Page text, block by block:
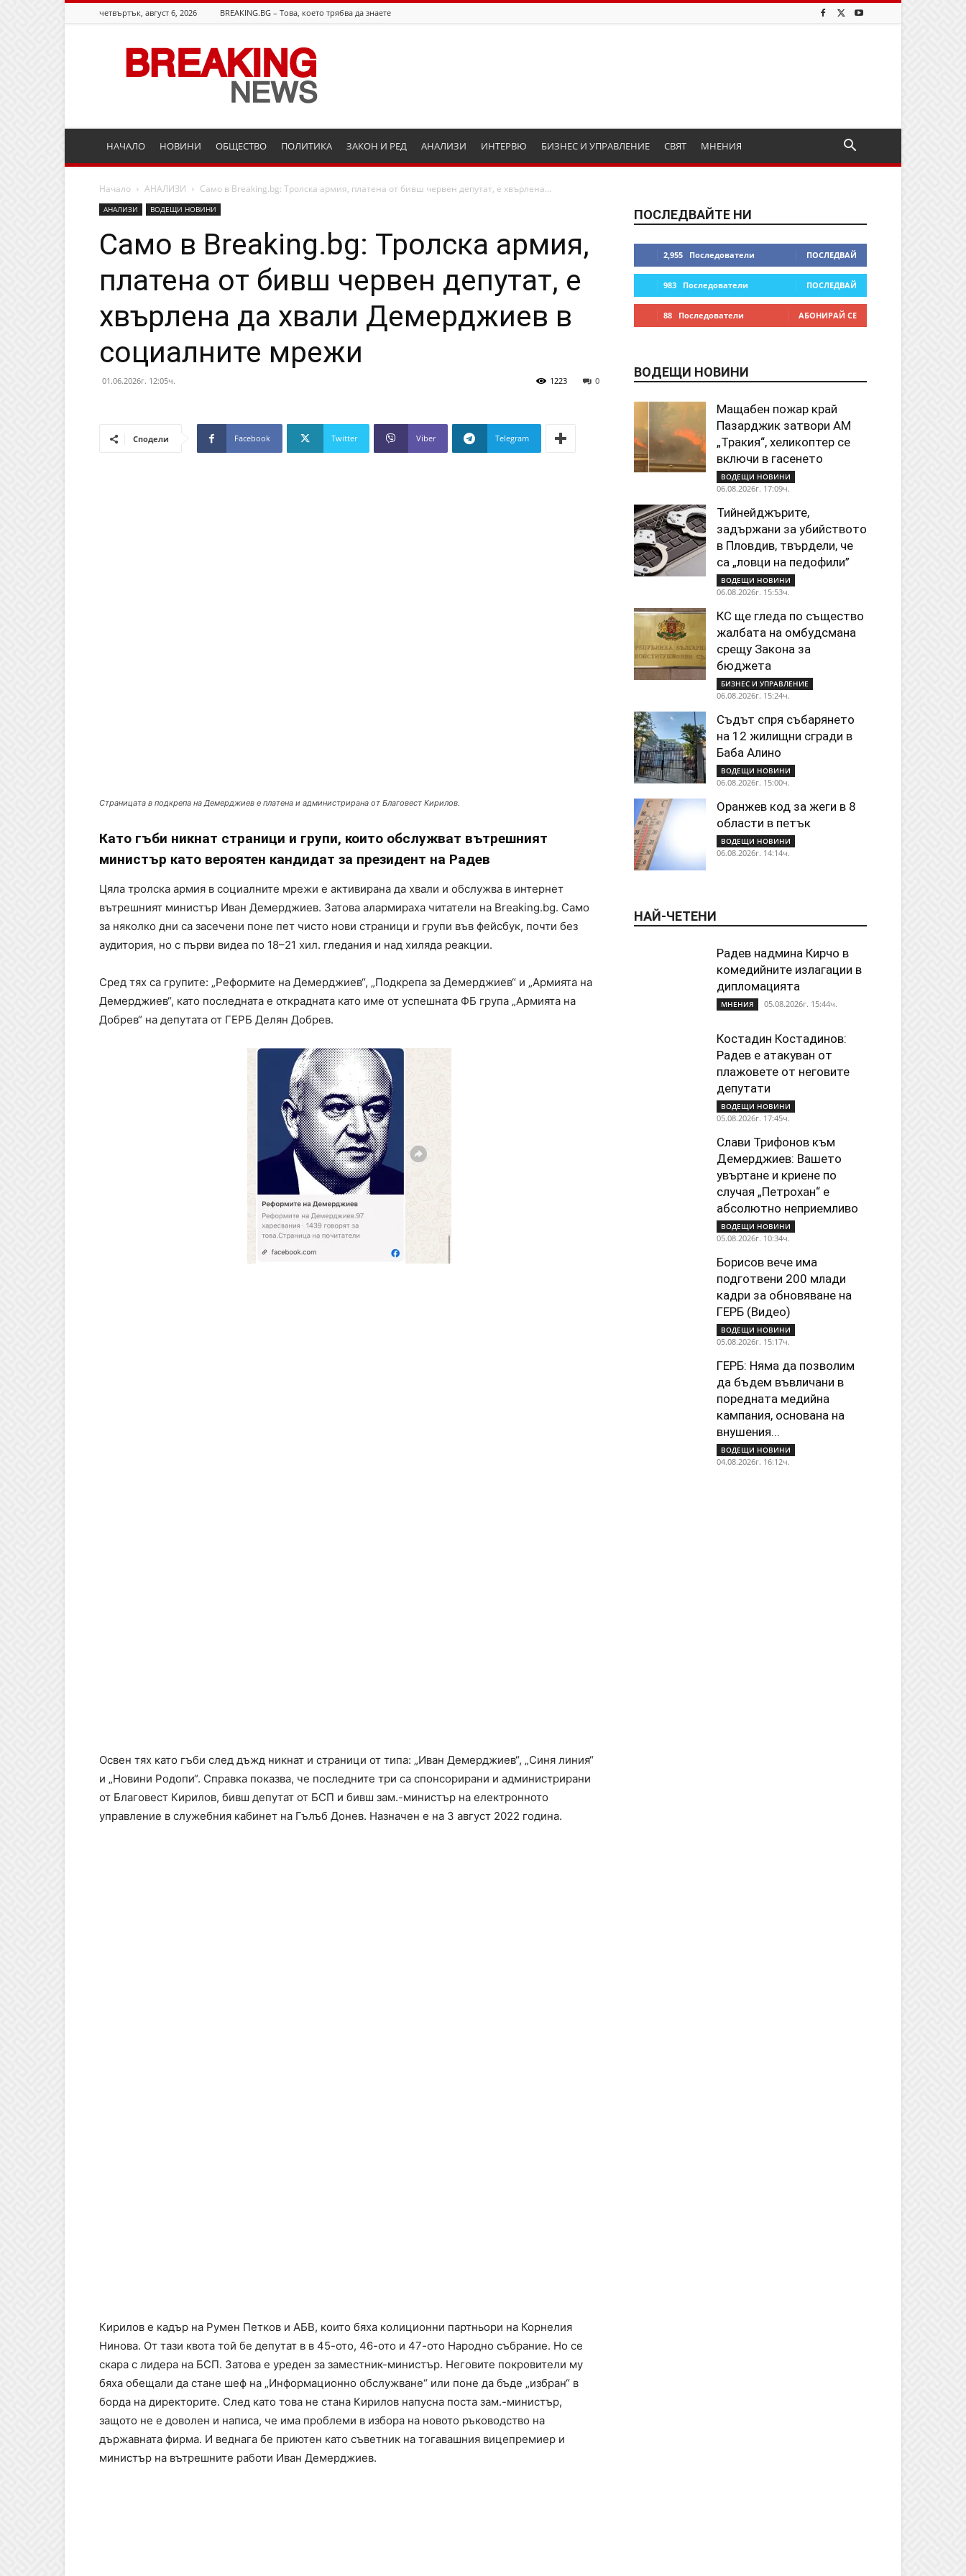
четвъртък, август 6, 2026 BREAKING.BG – Това, което трябва да знаете
Breaking.bg
НАЧАЛО НОВИНИ ОБЩЕСТВО ПОЛИТИКА ЗАКОН И РЕД АНАЛИЗИ ИНТЕРВЮ БИЗНЕС И УПРАВЛЕНИЕ СВЯТ МНЕНИЯ
Начало АНАЛИЗИ Само в Breaking.bg: Тролска армия, платена от бивш червен депутат, е хвърлена...
АНАЛИЗИ ВОДЕЩИ НОВИНИ
Само в Breaking.bg: Тролска армия,
платена от бивш червен депутат, е
хвърлена да хвали Демерджиев в
социалните мрежи
01.06.2026г. 12:05ч. 0
1223
Сподели Facebook Twitter Viber Telegram
Страницата в подкрепа на Демерджиев е платена и администрирана от Благовест Кирилов.
Като гъби никнат страници и групи, които обслужват вътрешният
министър като вероятен кандидат за президент на Радев
Цяла тролска армия в социалните мрежи е активирана да хвали и обслужва в интернет
вътрешният министър Иван Демерджиев. Затова алармираха читатели на Breaking.bg. Само
за няколко дни са засечени поне пет чисто нови страници и групи във фейсбук, почти без
аудитория, но с първи видеа по 18–21 хил. гледания и над хиляда реакции.
Сред тях са групите: „Реформите на Демерджиев“, „Подкрепа за Демерджиев“ и „Армията на
Демерджиев“, като последната е открадната като име от успешната ФБ група „Армията на
Добрев“ на депутата от ГЕРБ Делян Добрев.
Освен тях като гъби след дъжд никнат и страници от типа: „Иван Демерджиев“, „Синя линия“
и „Новини Родопи“. Справка показва, че последните три са спонсорирани и администрирани
от Благовест Кирилов, бивш депутат от БСП и бивш зам.-министър на електронното
управление в служебния кабинет на Гълъб Донев. Назначен е на 3 август 2022 година.
Кирилов е кадър на Румен Петков и АБВ, които бяха колиционни партньори на Корнелия
Нинова. От тази квота той бе депутат в в 45-ото, 46-ото и 47-ото Народно събрание. Но се
скара с лидера на БСП. Затова е уреден за заместник-министър. Неговите покровители му
бяха обещали да стане шеф на „Информационно обслужване“ или поне да бъде „избран“ в
борда на директорите. След като това не стана Кирилов напусна поста зам.-министър,
защото не е доволен и написа, че има проблеми в избора на новото ръководство на
държавната фирма. И веднага бе приютен като съветник на тогавашния вицепремиер и
министър на вътрешните работи Иван Демерджиев.
ПОСЛЕДВАЙТЕ НИ
2,955 Последователи ПОСЛЕДВАЙ
983 Последователи ПОСЛЕДВАЙ
88 Последователи АБОНИРАЙ СЕ
ВОДЕЩИ НОВИНИ
Мащабен пожар край
Пазарджик затвори АМ
„Тракия“, хеликоптер се
включи в гасенето
ВОДЕЩИ НОВИНИ
06.08.2026г. 17:09ч.
Тийнейджърите,
задържани за убийството
в Пловдив, твърдели, че
са „ловци на педофили”
ВОДЕЩИ НОВИНИ
06.08.2026г. 15:53ч.
КС ще гледа по същество
жалбата на омбудсмана
срещу Закона за
бюджета
БИЗНЕС И УПРАВЛЕНИЕ
06.08.2026г. 15:24ч.
Съдът спря събарянето
на 12 жилищни сгради в
Баба Алино
ВОДЕЩИ НОВИНИ
06.08.2026г. 15:00ч.
Оранжев код за жеги в 8
области в петък
ВОДЕЩИ НОВИНИ
06.08.2026г. 14:14ч.
НАЙ-ЧЕТЕНИ
Радев надмина Кирчо в
комедийните излагации в
дипломацията
МНЕНИЯ 05.08.2026г. 15:44ч.
Костадин Костадинов:
Радев е атакуван от
плажoвете от неговите
депутати
ВОДЕЩИ НОВИНИ
05.08.2026г. 17:45ч.
Слави Трифонов към
Демерджиев: Вашето
увъртане и криене по
случая „Петрохан“ е
абсолютно неприемливо
ВОДЕЩИ НОВИНИ
05.08.2026г. 10:34ч.
Борисов вече има
подготвени 200 млади
кадри за обновяване на
ГЕРБ (Видео)
ВОДЕЩИ НОВИНИ
05.08.2026г. 15:17ч.
ГЕРБ: Няма да позволим
да бъдем въвличани в
поредната медийна
кампания, основана на
внушения...
ВОДЕЩИ НОВИНИ
04.08.2026г. 16:12ч.